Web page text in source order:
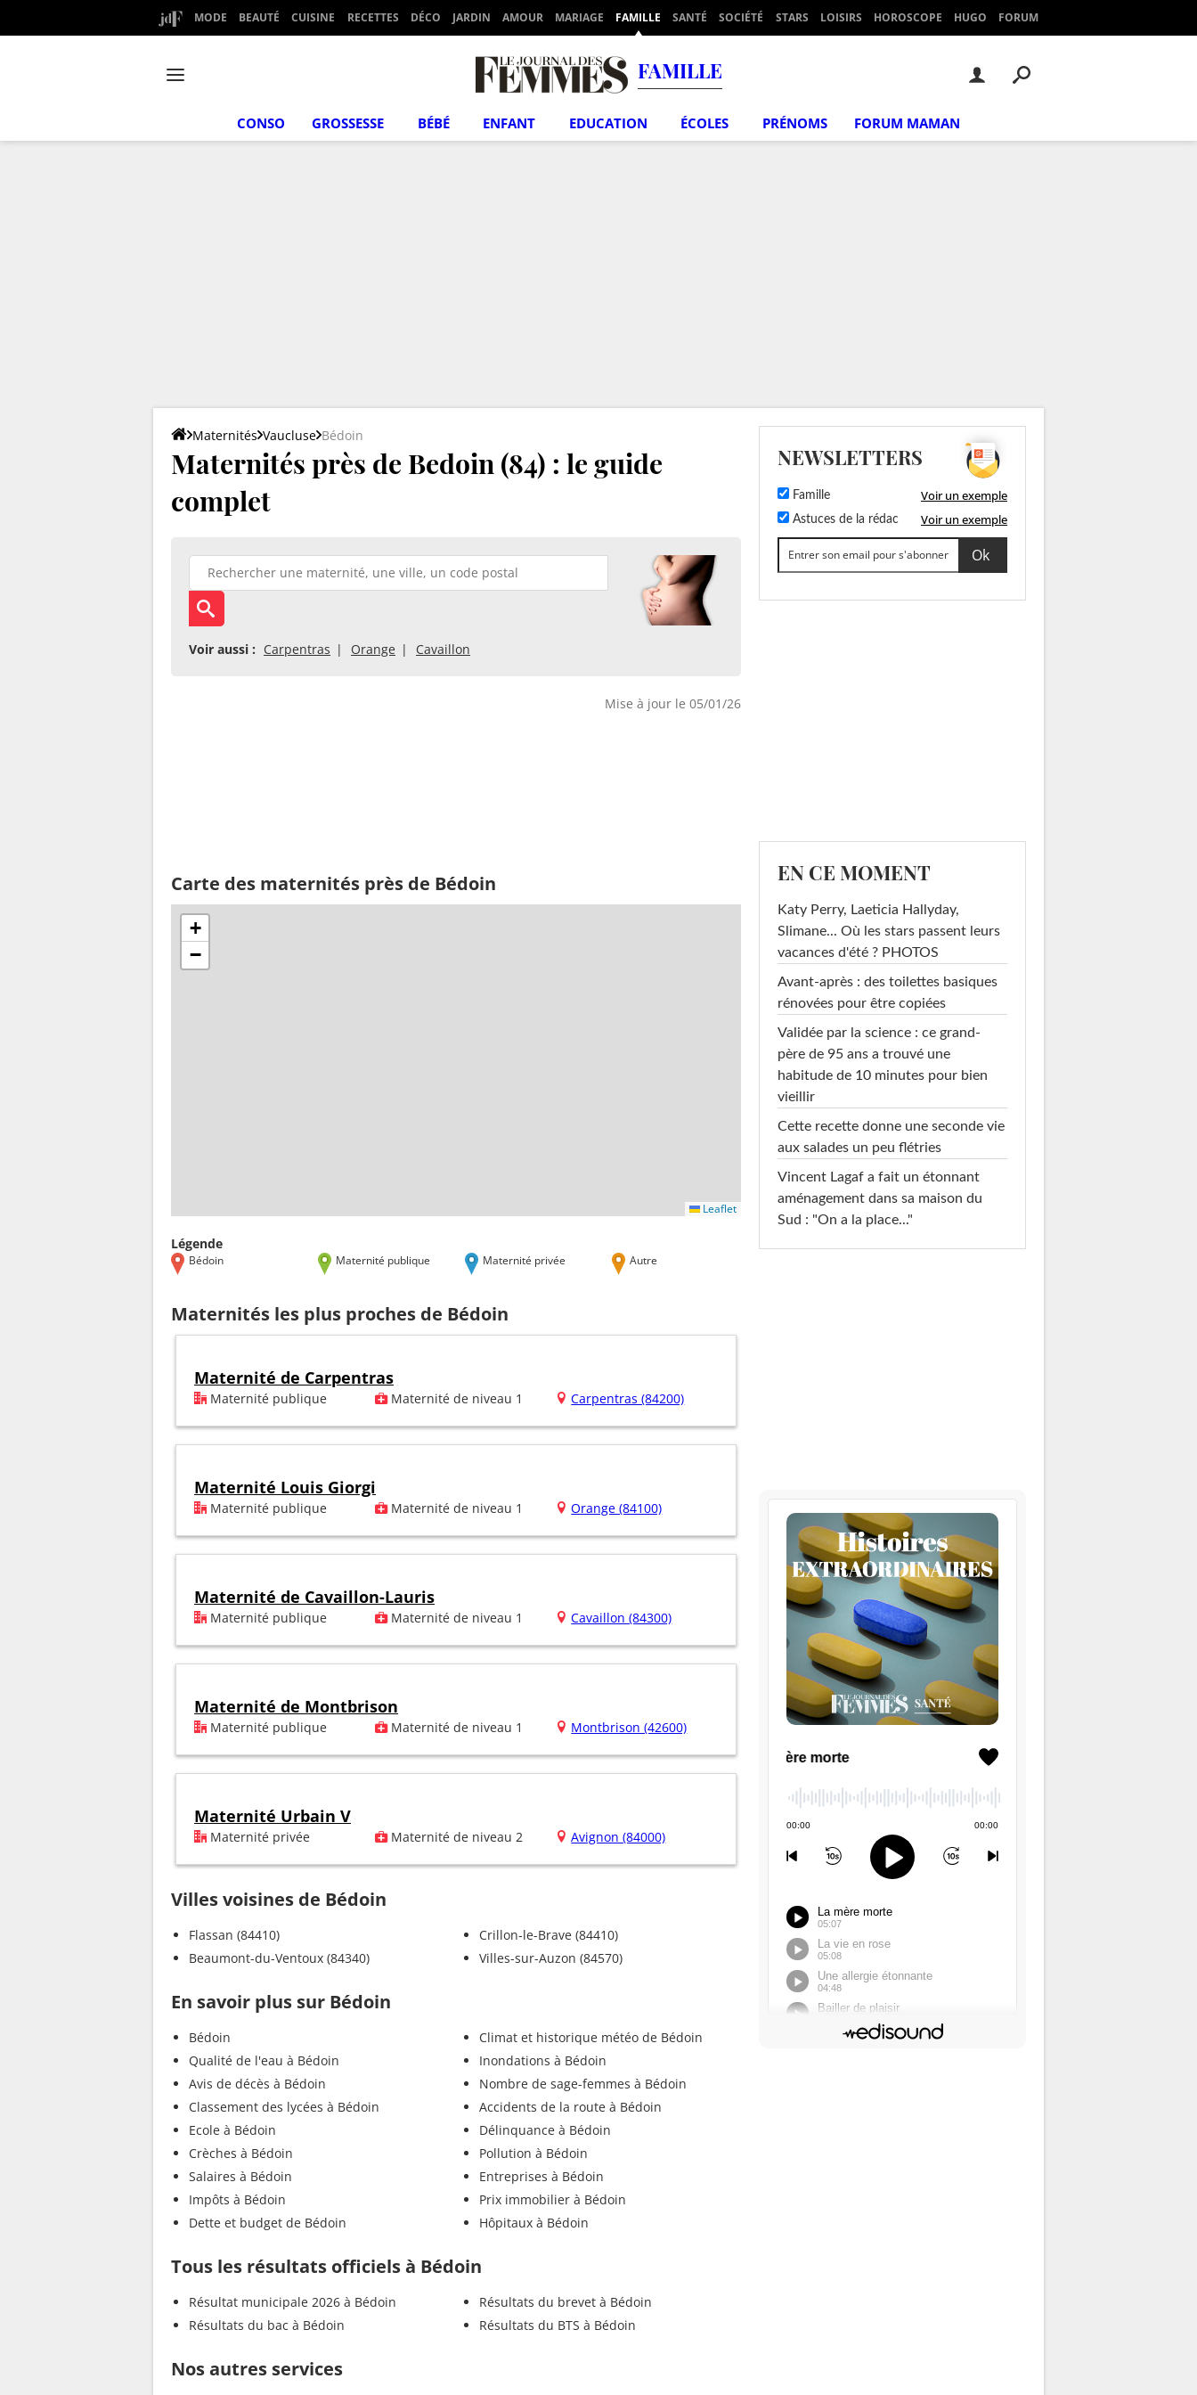
MODE BEAUTÉ CUISINE RECETTES DÉCO JARDIN AMOUR MARIAGE FAMILLE SANTÉ SOCIÉTÉ STARS LOISIRS HOROSCOPE HUGO FORUM
FAMILLE
CONSO GROSSESSE BÉBÉ ENFANT EDUCATION ÉCOLES PRÉNOMS FORUM MAMAN
Maternités Vaucluse Bédoin
Maternités près de Bedoin (84) : le guide
complet
Voir aussi : Carpentras Orange Cavaillon
Mise à jour le 05/01/26
Carte des maternités près de Bédoin
+
−
Leaflet
Légende
Bédoin Maternité publique Maternité privée Autre
Maternités les plus proches de Bédoin
Maternité de Carpentras
Maternité publique Maternité de niveau 1 Carpentras (84200)
Maternité Louis Giorgi
Maternité publique Maternité de niveau 1 Orange (84100)
Maternité de Cavaillon-Lauris
Maternité publique Maternité de niveau 1 Cavaillon (84300)
Maternité de Montbrison
Maternité publique Maternité de niveau 1 Montbrison (42600)
Maternité Urbain V
Maternité privée Maternité de niveau 2 Avignon (84000)
Villes voisines de Bédoin
Flassan (84410)
Beaumont-du-Ventoux (84340)
Crillon-le-Brave (84410)
Villes-sur-Auzon (84570)
En savoir plus sur Bédoin
Bédoin
Qualité de l'eau à Bédoin
Avis de décès à Bédoin
Classement des lycées à Bédoin
Ecole à Bédoin
Crèches à Bédoin
Salaires à Bédoin
Impôts à Bédoin
Dette et budget de Bédoin
Climat et historique météo de Bédoin
Inondations à Bédoin
Nombre de sage-femmes à Bédoin
Accidents de la route à Bédoin
Délinquance à Bédoin
Pollution à Bédoin
Entreprises à Bédoin
Prix immobilier à Bédoin
Hôpitaux à Bédoin
Tous les résultats officiels à Bédoin
Résultat municipale 2026 à Bédoin
Résultats du bac à Bédoin
Résultats du brevet à Bédoin
Résultats du BTS à Bédoin
Nos autres services
NEWSLETTERS
Famille Voir un exemple
Astuces de la rédac Voir un exemple
EN CE MOMENT
Katy Perry, Laeticia Hallyday,
Slimane... Où les stars passent leurs
vacances d'été ? PHOTOS
Avant-après : des toilettes basiques
rénovées pour être copiées
Validée par la science : ce grand-
père de 95 ans a trouvé une
habitude de 10 minutes pour bien
vieillir
Cette recette donne une seconde vie
aux salades un peu flétries
Vincent Lagaf a fait un étonnant
aménagement dans sa maison du
Sud : "On a la place..."